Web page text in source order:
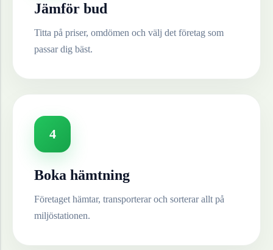
Jämför bud
Titta på priser, omdömen och välj det företag som
passar dig bäst.
4
Boka hämtning
Företaget hämtar, transporterar och sorterar allt på
miljöstationen.